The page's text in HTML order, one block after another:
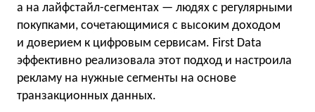
а на лайфстайл-сегментах — людях с регулярными
покупками, сочетающимися с высоким доходом
и доверием к цифровым сервисам. First Data
эффективно реализовала этот подход и настроила
рекламу на нужные сегменты на основе
транзакционных данных.